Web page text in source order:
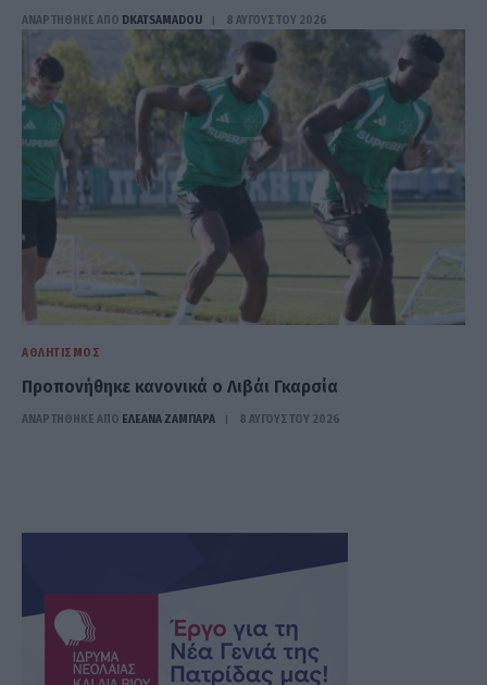
ΑΝΑΡΤΗΘΗΚΕ ΑΠΟ DKATSAMADOU 8 ΑΥΓΟΎΣΤΟΥ 2026
ΑΘΛΗΤΙΣΜΌΣ
Προπονήθηκε κανονικά ο Λιβάι Γκαρσία
ΑΝΑΡΤΗΘΗΚΕ ΑΠΟ ΕΛΕΑΝΑ ΖΑΜΠΑΡΑ 8 ΑΥΓΟΎΣΤΟΥ 2026